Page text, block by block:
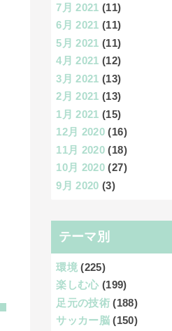
7月 2021 (11)
6月 2021 (11)
5月 2021 (11)
4月 2021 (12)
3月 2021 (13)
2月 2021 (13)
1月 2021 (15)
12月 2020 (16)
11月 2020 (18)
10月 2020 (27)
9月 2020 (3)
テーマ別
環境 (225)
楽しむ心 (199)
足元の技術 (188)
サッカー脳 (150)